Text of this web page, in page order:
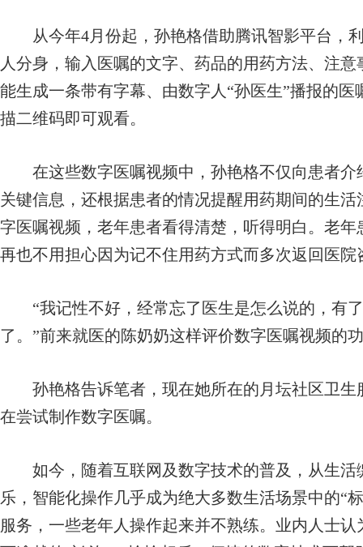
从今年4月份起，孙艳格借助腾讯智影平台，
人分身，输入医嘱的文字、药品的用药方法、注
能生成一条带有字幕、由数字人“孙医生”播报的
描二维码即可观看。
在这些数字医嘱视频中，孙艳格不仅向患者介
关键信息，还根据患者的情况提醒用药期间的生
字医嘱视频，老年患者看得清楚，听得明白。老
再也不用担心因为记不住用药方式而多次返回医院
“我记性不好，经常忘了医生是怎么说的，有
了。”前来就医的陈奶奶这样评价数字医嘱视频的
孙艳格告诉笔者，现在她所在的月坛社区卫生
在尝试制作数字医嘱。
如今，随着互联网及数字技术的普及，从生活
乐，智能化操作几乎成为绝大多数生活场景中的“
服务，一些老年人操作起来并不熟练。业内人士